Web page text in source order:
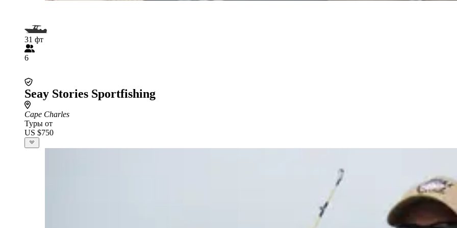
31 фт
6
Seay Stories Sportfishing
Cape Charles
Туры от
US $750